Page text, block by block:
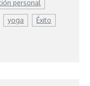
personal
yoga Éxito